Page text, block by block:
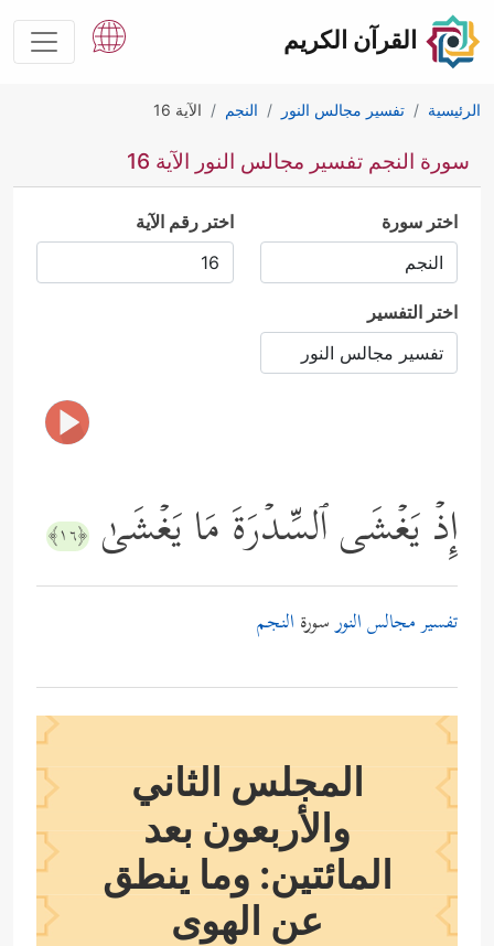
القرآن الكريم
الرئيسية تفسير مجالس النور النجم الآية 16
سورة النجم تفسير مجالس النور الآية 16
اختر سورة اختر رقم الآية
اختر التفسير
إِذۡ یَغۡشَى ٱلسِّدۡرَةَ مَا یَغۡشَىٰ ﴿١٦﴾
تفسير مجالس النورسورة النجم
المجلس الثاني
والأربعون بعد
المائتين: وما ينطق
عن الهوى